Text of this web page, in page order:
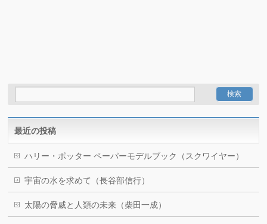
最近の投稿
ハリー・ポッター ペーパーモデルブック（スクワイヤー）
宇宙の水を求めて（長谷部信行）
太陽の脅威と人類の未来（柴田一成）